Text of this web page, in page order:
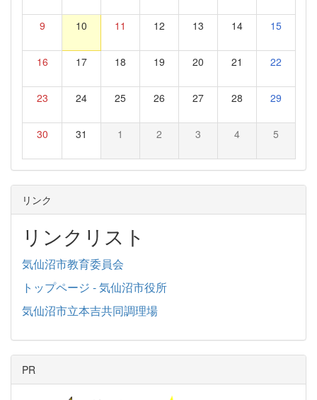
9 10 11 12 13 14 15
16 17 18 19 20 21 22
23 24 25 26 27 28 29
30 31 1 2 3 4 5
リンク
リンクリスト
気仙沼市教育委員会
トップページ - 気仙沼市役所
気仙沼市立本吉共同調理場
PR